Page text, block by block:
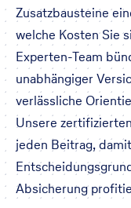
Zusatzbausteine
welche Kosten Sie
Experten-Team
unabhängiger
verlässliche
Unsere
jeden Beitrag,
Absicherung